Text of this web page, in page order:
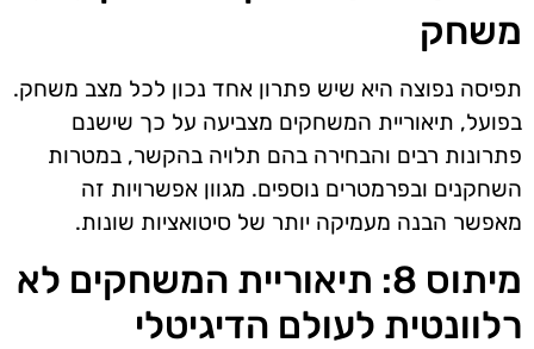
משחק
תפיסה נפוצה היא שיש פתרון אחד נכון לכל מצב משחק.
בפועל, תיאוריית המשחקים מצביעה על כך שישנם
פתרונות רבים והבחירה בהם תלויה בהקשר, במטרות
השחקנים ובפרמטרים נוספים. מגוון אפשרויות זה
מאפשר הבנה מעמיקה יותר של סיטואציות שונות.
מיתוס 8: תיאוריית המשחקים לא
רלוונטית לעולם הדיגיטלי